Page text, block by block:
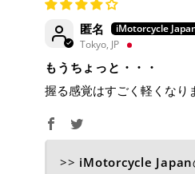
匿名
Tokyo, JP
もうちょっと・・・
握る感覚はすごく軽くなり
>> iMotorcycle Japan